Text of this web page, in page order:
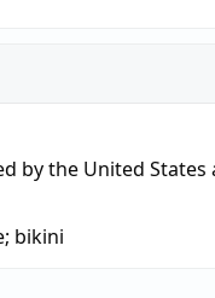
by the United States
; bikini